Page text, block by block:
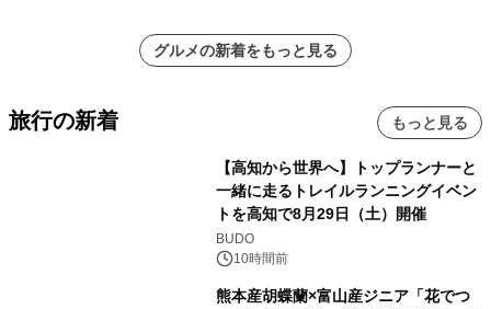
グルメの新着をもっと見る
旅行の新着 もっと見る
【高知から世界へ】トップランナーと
一緒に走るトレイルランニングイベン
トを高知で8月29日（土）開催
BUDO
10時間前
熊本産胡蝶蘭×富山産ジニア「花でつ